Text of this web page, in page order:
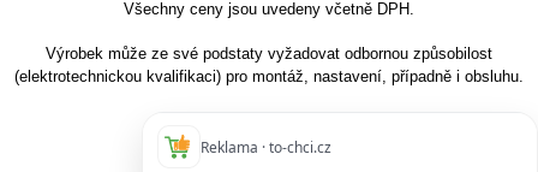
Všechny ceny jsou uvedeny včetně DPH.
Výrobek může ze své podstaty vyžadovat odbornou způsobilost
(elektrotechnickou kvalifikaci) pro montáž, nastavení, případně i obsluhu.
Reklama · to-chci.cz